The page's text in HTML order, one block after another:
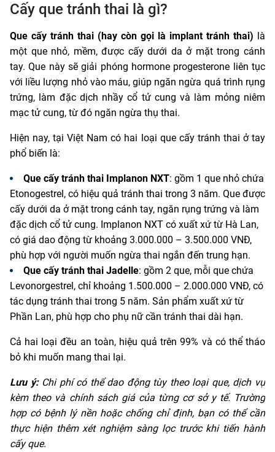
Cấy que tránh thai là gì?
Que cấy tránh thai (hay còn gọi là implant tránh thai) là
một que nhỏ, mềm, được cấy dưới da ở mặt trong cánh
tay. Que này sẽ giải phóng hormone progesterone liên tục
với liều lượng nhỏ vào máu, giúp ngăn ngừa quá trình rụng
trứng, làm đặc dịch nhầy cổ tử cung và làm mỏng niêm
mạc tử cung, từ đó ngăn ngừa thụ thai.
Hiện nay, tại Việt Nam có hai loại que cấy tránh thai ở tay
phổ biến là:
Que cấy tránh thai Implanon NXT: gồm 1 que nhỏ chứa
Etonogestrel, có hiệu quả tránh thai trong 3 năm. Que được
cấy dưới da ở mặt trong cánh tay, ngăn rụng trứng và làm
đặc dịch cổ tử cung. Implanon NXT có xuất xứ từ Hà Lan,
có giá dao động từ khoảng 3.000.000 – 3.500.000 VNĐ,
phù hợp với người muốn ngừa thai ngắn đến trung hạn.
Que cấy tránh thai Jadelle: gồm 2 que, mỗi que chứa
Levonorgestrel, chỉ khoảng 1.500.000 – 2.000.000 VNĐ, có
tác dụng tránh thai trong 5 năm. Sản phẩm xuất xứ từ
Phần Lan, phù hợp cho phụ nữ cần tránh thai dài hạn.
Cả hai loại đều an toàn, hiệu quả trên 99% và có thể tháo
bỏ khi muốn mang thai lại.
Lưu ý:Chi phí có thể dao động tùy theo loại que, dịch vụ
kèm theo và chính sách giá của từng cơ sở y tế. Trường
hợp có bệnh lý nền hoặc chống chỉ định, bạn có thể cần
thực hiện thêm xét nghiệm sàng lọc trước khi tiến hành
cấy que.